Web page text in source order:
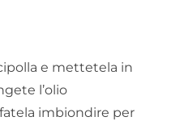
e mettetela in
l’olio
imbiondire per